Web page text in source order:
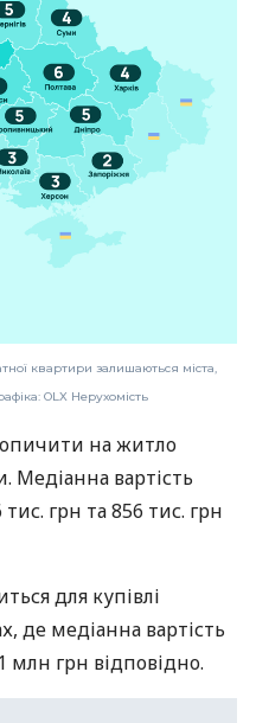
квартири залишаються міста,
OLX Нерухомість
на житло
Медіанна вартість
грн та 856 тис. грн
для купівлі
де медіанна вартість
млн грн відповідно.